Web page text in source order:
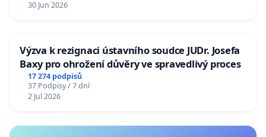
30 Jun 2026
Výzva k rezignaci ústavního soudce JUDr. Josefa
Baxy pro ohrožení důvěry ve spravedlivý proces
17 274 podpisů
37 Podpisy / 7 dní
2 Jul 2026